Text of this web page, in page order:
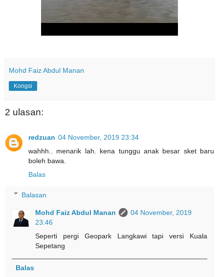
Mohd Faiz Abdul Manan
Kongsi
2 ulasan:
redzuan 04 November, 2019 23:34
wahhh.. menarik lah. kena tunggu anak besar sket baru
boleh bawa.
Balas
Balasan
Mohd Faiz Abdul Manan
04 November, 2019
23:46
Seperti pergi Geopark Langkawi tapi versi Kuala
Sepetang
Balas